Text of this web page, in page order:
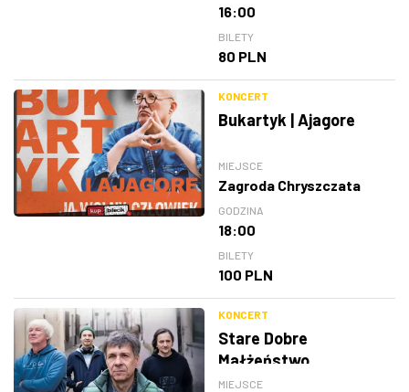
16:00
BILETY
80 PLN
KONCERT
Bukartyk | Ajagore
MIEJSCE
Zagroda Chryszczata
GODZINA
18:00
BILETY
100 PLN
KONCERT
Stare Dobre
Małżeństwo
MIEJSCE